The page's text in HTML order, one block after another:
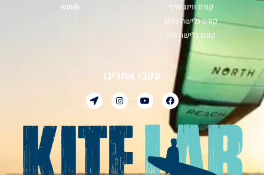
קורס ווינג סרף
קורס גלישת גלים
קורס גלישת רוח
windy
עקבו אחרינו